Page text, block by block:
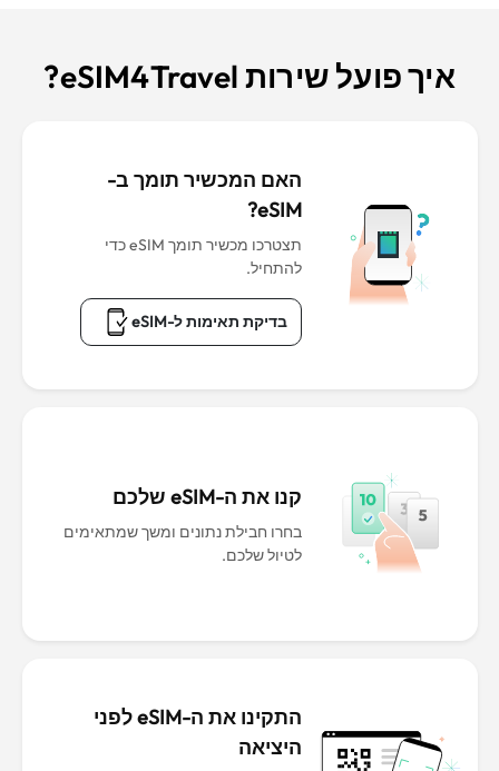
איך פועל שירות eSIM4Travel?
האם המכשיר תומך ב-
eSIM?
תצטרכו מכשיר תומך eSIM כדי
להתחיל.
בדיקת תאימות ל-eSIM
קנו את ה-eSIM שלכם
בחרו חבילת נתונים ומשך שמתאימים
לטיול שלכם.
התקינו את ה-eSIM לפני
היציאה